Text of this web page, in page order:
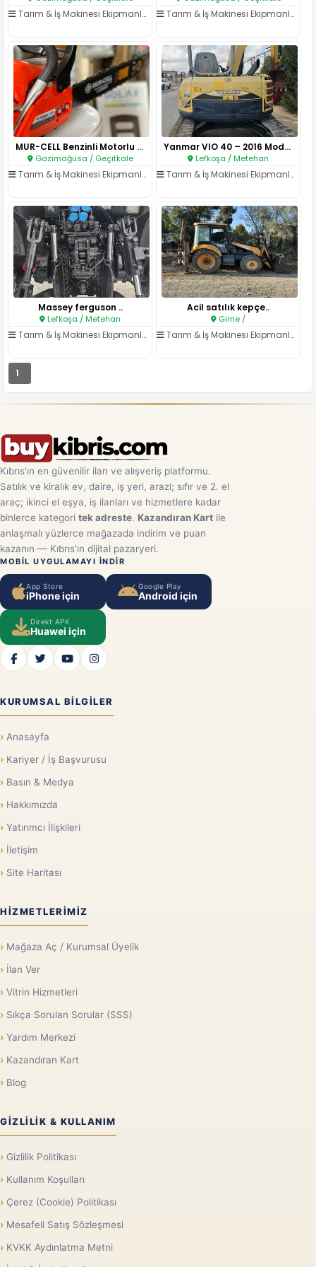
Tarım & İş Makinesi Ekipmanları /Tarım Aletleri & Ataşmanlar
Tarım & İş Makinesi Ekipmanları
MUR-CELL Benzinli Motorlu Test..
Gazimağusa / Geçitkale
Tarım & İş Makinesi Ekipmanları /Tarım Aletleri & Ataşmanlar
Yanmar VIO 40 – 2016 Model, 4 ..
Lefkoşa / Metehan
Tarım & İş Makinesi Ekipmanları
Massey ferguson ..
Lefkoşa / Metehan
Tarım & İş Makinesi Ekipmanları /Traktör
Acil satılık kepçe..
Girne /
Tarım & İş Makinesi Ekipmanları
1
Kıbrıs'ın en güvenilir ilan ve alışveriş platformu.
Satılık ve kiralık ev, daire, iş yeri, arazi; sıfır ve 2. el
araç; ikinci el eşya, iş ilanları ve hizmetlere kadar
binlerce kategori tek adreste. Kazandıran Kart ile
anlaşmalı yüzlerce mağazada indirim ve puan
kazanın — Kıbrıs'ın dijital pazaryeri.
MOBIL UYGULAMAYI INDIR
App Store
iPhone için
Google Play
Android için
Direkt APK
Huawei için
KURUMSAL BILGILER
Anasayfa
Kariyer / İş Başvurusu
Basın & Medya
Hakkımızda
Yatırımcı İlişkileri
İletişim
Site Haritası
HIZMETLERIMIZ
Mağaza Aç / Kurumsal Üyelik
İlan Ver
Vitrin Hizmetleri
Sıkça Sorulan Sorular (SSS)
Yardım Merkezi
Kazandıran Kart
Blog
GIZLILIK & KULLANIM
Gizlilik Politikası
Kullanım Koşulları
Çerez (Cookie) Politikası
Mesafeli Satış Sözleşmesi
KVKK Aydınlatma Metni